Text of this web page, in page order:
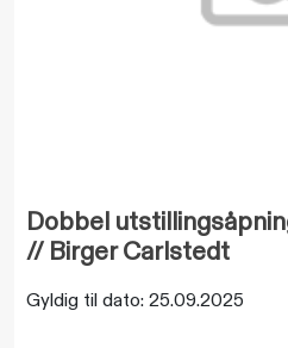
Dobbel
// Birger Carlstedt
Gyldig til dato: 25.09.2025